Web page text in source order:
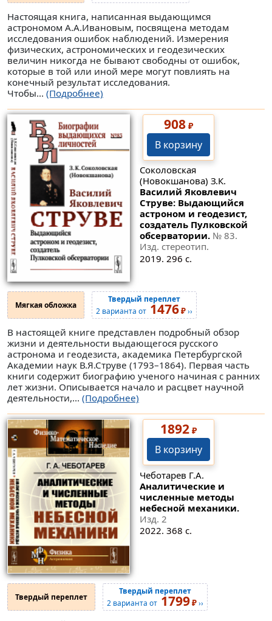
Настоящая книга, написанная выдающимся
астрономом А.А.Ивановым, посвящена методам
исследования ошибок наблюдений. Измерения
физических, астрономических и геодезических
величин никогда не бывают свободны от ошибок,
которые в той или иной мере могут повлиять на
конечный результат исследования.
Чтобы... (Подробнее)
908₽
В корзину
Соколовская
(Новокшанова) З.К.
Василий Яковлевич
Струве: Выдающийся
астроном и геодезист,
создатель Пулковской
обсерватории. № 83.
Изд. стереотип.
2019. 296 с.
Мягкая обложка
Твердый переплет
2 варианта от 1476₽››
В настоящей книге представлен подробный обзор
жизни и деятельности выдающегося русского
астронома и геодезиста, академика Петербургской
Академии наук В.Я.Струве (1793–1864). Первая часть
книги содержит биографию ученого начиная с ранних
лет жизни. Описывается начало и расцвет научной
деятельности,... (Подробнее)
1892₽
В корзину
Чеботарев Г.А.
Аналитические и
численные методы
небесной механики.
Изд. 2
2022. 368 с.
Твердый переплет
Твердый переплет
2 варианта от 1799₽››